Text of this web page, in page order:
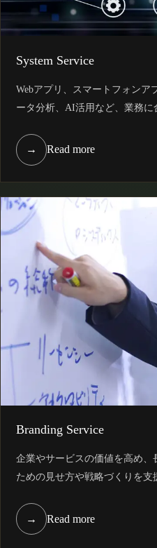
System Service
Webアプリ、スマートフォンア
ータ分析、AI活用など、業務に
→ Read more
Branding Service
企業やサービスの価値を高め、
ための見せ方や戦略づくりを支
→ Read more